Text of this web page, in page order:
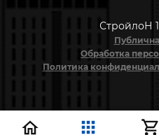
СтройлоН
Обработка
Политика